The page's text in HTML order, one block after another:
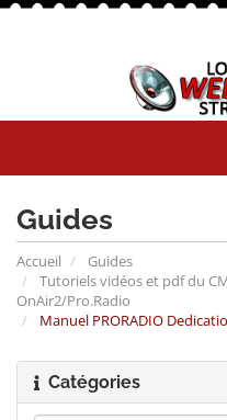
Guides
Accueil
Guides
Tutoriels vidéos et pdf du
OnAir2/Pro.Radio
Manuel PRORADIO
Catégories